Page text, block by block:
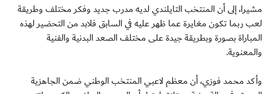
مشيرا، إلى أن المنتخب التايلندي لديه مدرب جديد وفكر مختلف وطريقة
لعب ربما تكون مغايرة عما ظهر عليه في السابق فلابد من التحضير لهذه
المباراة بصورة وبطريقة جيدة على مختلف الصعد البدنية والفنية
والمعنوية.
وأكد محمد فوزي، أن معظم لاعبي المنتخب الوطني ضمن الجاهزية